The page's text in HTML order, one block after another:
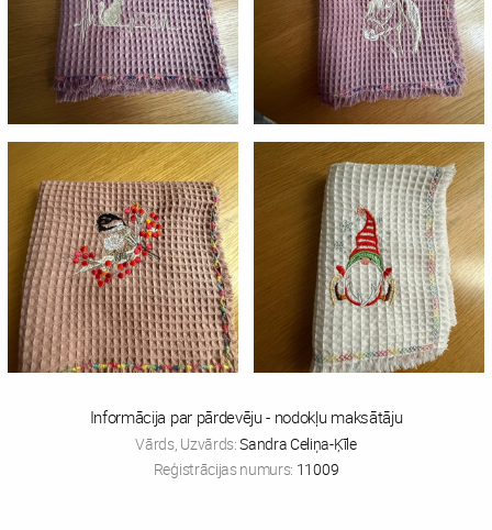
Informācija par pārdevēju - nodokļu maksātāju
Vārds, Uzvārds:Sandra Celiņa-Ķīle
Reģistrācijas numurs: 11009